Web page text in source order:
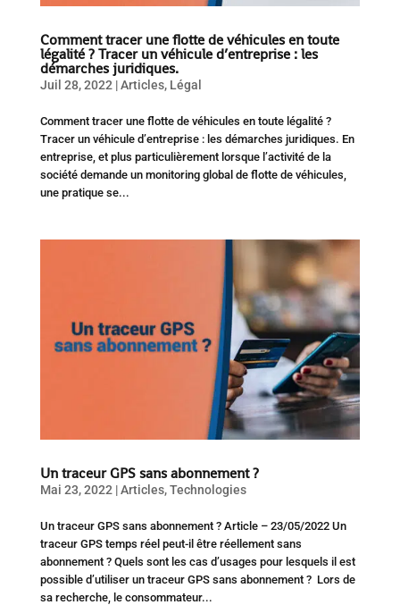
Comment tracer une flotte de véhicules en toute
légalité ? Tracer un véhicule d’entreprise : les
démarches juridiques.
Juil 28, 2022 |Articles, Légal
Comment tracer une flotte de véhicules en toute légalité ?
Tracer un véhicule d’entreprise : les démarches juridiques. En
entreprise, et plus particulièrement lorsque l’activité de la
société demande un monitoring global de flotte de véhicules,
une pratique se...
Un traceur GPS sans abonnement ?
Mai 23, 2022 |Articles,Technologies
Un traceur GPS sans abonnement ? Article – 23/05/2022 Un
traceur GPS temps réel peut-il être réellement sans
abonnement ? Quels sont les cas d’usages pour lesquels il est
possible d’utiliser un traceur GPS sans abonnement ? Lors de
sa recherche, le consommateur...